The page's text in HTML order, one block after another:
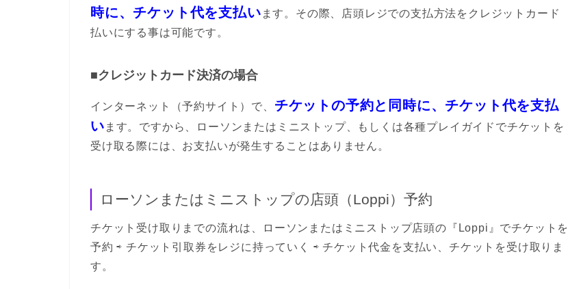
時に、チケット代を支払い ます。その際、店頭レジでの支払方法をクレジットカード
払いにする事は可能です。
■クレジットカード決済の場合
インターネット（予約サイト）で、 チケットの予約と同時に、チケット代を支払
い ます。ですから、ローソンまたはミニストップ、もしくは各種プレイガイドでチケットを
受け取る際には、お支払いが発生することはありません。
ローソンまたはミニストップの店頭（Loppi）予約
チケット受け取りまでの流れは、ローソンまたはミニストップ店頭の『Loppi』でチケットを
予約 ⇨ チケット引取券をレジに持っていく ⇨ チケット代金を支払い、チケットを受け取りま
す。